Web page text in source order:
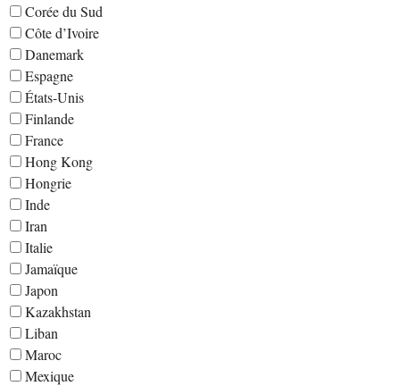
Corée du Sud
Côte d’Ivoire
Danemark
Espagne
États-Unis
Finlande
France
Hong Kong
Hongrie
Inde
Iran
Italie
Jamaïque
Japon
Kazakhstan
Liban
Maroc
Mexique